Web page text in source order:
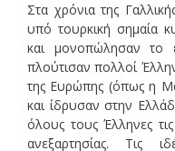
Στα χρόνια της
υπό τουρκική σημαία
και μονοπώλησαν το
πλούτισαν πολλοί
της Ευρώπης (όπως η
και ίδρυσαν στην
όλους τους Έλληνες τις
ανεξαρτησίας. Τις